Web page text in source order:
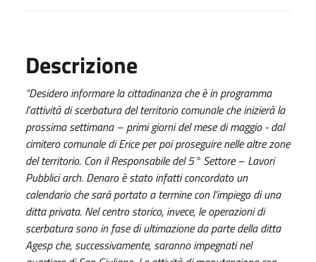
Descrizione
“Desidero informare la cittadinanza che è in programma
l’attività di scerbatura del territorio comunale che inizierà la
prossima settimana – primi giorni del mese di maggio - dal
cimitero comunale di Erice per poi proseguire nelle altre zone
del territorio. Con il Responsabile del 5° Settore – Lavori
Pubblici arch. Denaro è stato infatti concordato un
calendario che sarà portato a termine con l’impiego di una
ditta privata. Nel centro storico, invece, le operazioni di
scerbatura sono in fase di ultimazione da parte della ditta
Agesp che, successivamente, saranno impegnati nel